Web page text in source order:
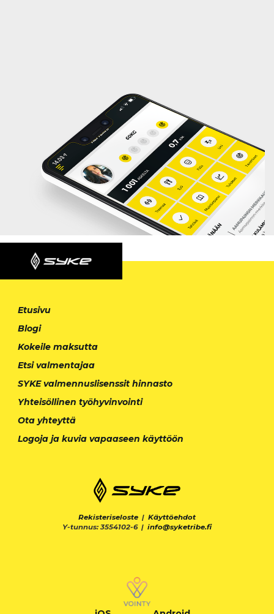
Etusivu
Blogi
Kokeile maksutta
Etsi valmentajaa
SYKE valmennuslisenssit hinnasto
Yhteisöllinen työhyvinvointi
Ota yhteyttä
Logoja ja kuvia vapaaseen käyttöön
Rekisteriseloste | Käyttöehdot
Y-tunnus: 3554102-6 | info@syketribe.fi